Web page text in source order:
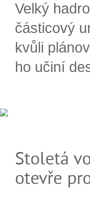
Velký
částicový
kvůli
ho učiní
Stoletá
otevře